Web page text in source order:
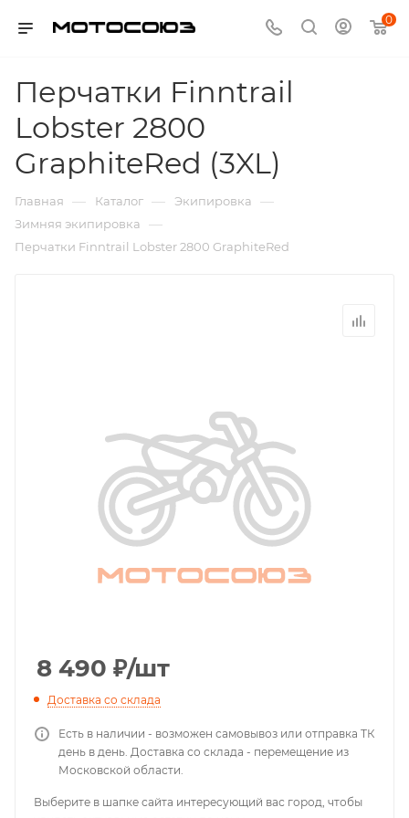
0
Перчатки Finntrail
Lobster 2800
GraphiteRed (3XL)
Главная — Каталог — Экипировка —
Зимняя экипировка —
Перчатки Finntrail Lobster 2800 GraphiteRed
8 490 ₽/шт
Доставка со склада
Есть в наличии - возможен самовывоз или отправка ТК
день в день. Доставка со склада - перемещение из
Московской области.
Выберите в шапке сайта интересующий вас город, чтобы